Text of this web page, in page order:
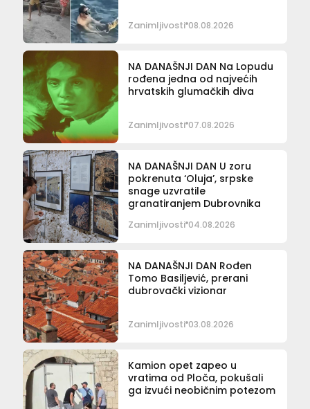
Zanimljivosti 08.08.2026
NA DANAŠNJI DAN Na Lopudu
rođena jedna od najvećih
hrvatskih glumačkih diva
Zanimljivosti 07.08.2026
NA DANAŠNJI DAN U zoru
pokrenuta ‘Oluja’, srpske
snage uzvratile
granatiranjem Dubrovnika
Zanimljivosti 04.08.2026
NA DANAŠNJI DAN Rođen
Tomo Basiljević, prerani
dubrovački vizionar
Zanimljivosti 03.08.2026
Kamion opet zapeo u
vratima od Ploča, pokušali
ga izvući neobičnim potezom